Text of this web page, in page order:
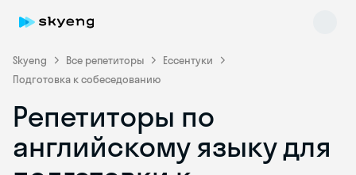
Skyeng Все репетиторы
Ессентуки
Подготовка к собеседованию
Репетиторы по
английскому языку для